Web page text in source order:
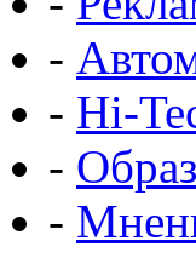
-
- Hi-
-
-